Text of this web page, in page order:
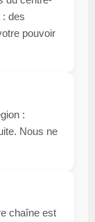
: des
pouvoir
:
Nous ne
chaîne est